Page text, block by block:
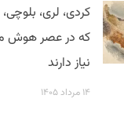
کردی، لری،
که در عصر هوش
نیاز دارند
۱۴ مرداد ۱۴۰۵